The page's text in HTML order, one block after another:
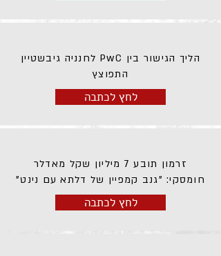
הליך הגישור בין PwC לחנניה גיבשטיין
התפוצץ
לחץ לכתבה
זרמון תובע 7 מיליון שקל מאדלר
חומסקי: "גנב קמפיין של דלתא עם נינט"
לחץ לכתבה